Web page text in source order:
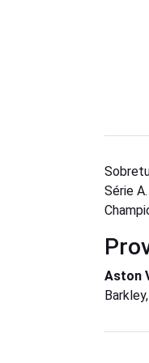
Série
Aston